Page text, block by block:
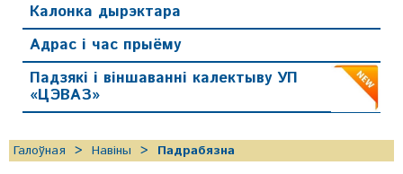
Калонка дырэктара
Адрас і час прыёму
Падзякі і віншаванні калектыву УП
«ЦЭВАЗ»
Галоўная Навіны
Падрабязна